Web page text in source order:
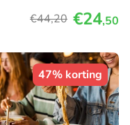
€44,20 €24,50
47% korting